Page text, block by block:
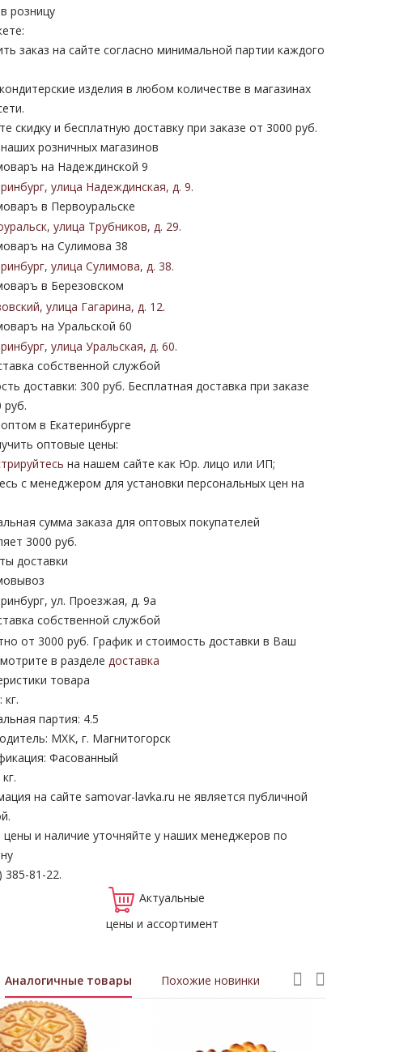
розницу
заказ на сайте согласно минимальной партии каждого
изделия в любом количестве в магазинах
скидку и бесплатную доставку при заказе от 3000 руб.
розничных магазинов
на Надеждинской 9
, улица Надеждинская, д. 9.
в Первоуральске
, улица Трубников, д. 29.
на Сулимова 38
, улица Сулимова, д. 38.
в Березовском
, улица Гагарина, д. 12.
на Уральской 60
, улица Уральская, д. 60.
собственной службой
доставки: 300 руб. Бесплатная доставка при заказе
руб.
в Екатеринбурге
оптовые цены:
на нашем сайте как Юр. лицо или ИП;
с менеджером для установки персональных цен на
сумма заказа для оптовых покупателей
3000 руб.
доставки
ул. Проезжая, д. 9а
собственной службой
от 3000 руб. График и стоимость доставки в Ваш
в разделе доставка
товара
кг.
партия: 4.5
МХК, г. Магнитогорск
Фасованный
на сайте samovar-lavka.ru не является публичной
и наличие уточняйте у наших менеджеров по
385-81-22.
Актуальные
цены и ассортимент
Аналогичные товары Похожие новинки